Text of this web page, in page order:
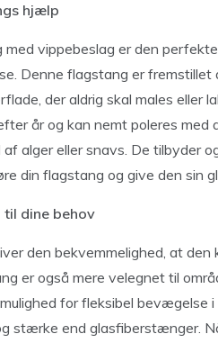
hjælp
vippebeslag er den
Denne flagstang er
der aldrig skal males eller
år og kan nemt poleres med
alger eller snavs. De tilbyder
din flagstang og give den sin
dine behov
den bekvemmelighed, at
er også mere velegnet til
for fleksibel
stærke end glasfiberstænger.